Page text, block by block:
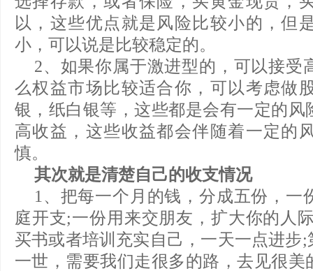
以，这些优点就是风险比较小的，但
小，可以说是比较稳定的。
2、如果你属于激进型的，可以接受
么权益市场比较适合你，可以考虑做
银，纸白银等，这些都是会有一定的风
高收益，这些收益都会伴随着一定的
慎。
其次就是清楚自己的收支情况
1、把每一个月的钱，分成五份，一
庭开支;一份用来交朋友，扩大你的人
买书或者培训充实自己，一天一点进步
一世，需要我们走很多的路，去见很